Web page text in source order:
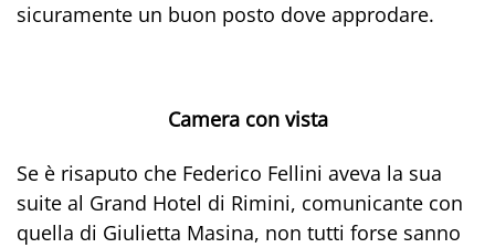
sicuramente un buon posto dove approdare.
Camera con vista
Se è risaputo che Federico Fellini aveva la sua
suite al Grand Hotel di Rimini, comunicante con
quella di Giulietta Masina, non tutti forse sanno